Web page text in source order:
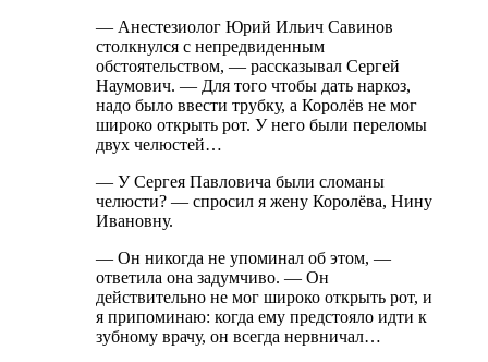
— Анестезиолог Юрий Ильич Савинов
столкнулся с непредвиденным
обстоятельством, — рассказывал Сергей
Наумович. — Для того чтобы дать наркоз,
надо было ввести трубку, а Королёв не мог
широко открыть рот. У него были переломы
двух челюстей…
— У Сергея Павловича были сломаны
челюсти? — спросил я жену Королёва, Нину
Ивановну.
— Он никогда не упоминал об этом, —
ответила она задумчиво. — Он
действительно не мог широко открыть рот, и
я припоминаю: когда ему предстояло идти к
зубному врачу, он всегда нервничал…